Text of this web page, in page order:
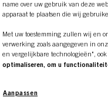
.
name over uw gebruik van deze
apparaat te plaatsen die wij
Met uw toestemming zullen wij en
verwerking zoals aangegeven in
en vergelijkbare technologieën",
optimaliseren, om u
individuele profielen over u
Aanpassen